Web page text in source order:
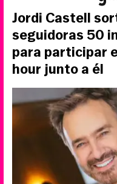
Jordi Castell
seguidoras 50
para participar
hour junto a él